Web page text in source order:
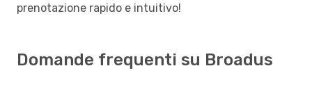
prenotazione rapido e intuitivo!
Domande frequenti su Broadus